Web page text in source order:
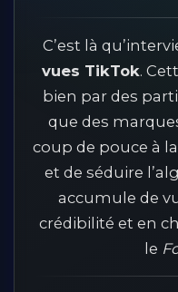
C’est là
vues TikTok.
bien par des
que des
coup de pouce à
et de séduire
accumule de
crédibilité et en
le